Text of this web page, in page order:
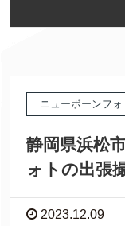
ニューボーンフォ
静岡県浜松
ォトの出張
2023.12.09